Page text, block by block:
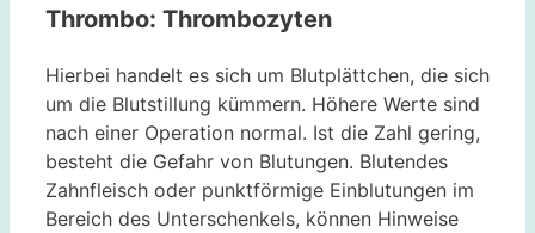
Thrombo: Thrombozyten
Hierbei handelt es sich um Blutplättchen, die sich
um die Blutstillung kümmern. Höhere Werte sind
nach einer Operation normal. Ist die Zahl gering,
besteht die Gefahr von Blutungen. Blutendes
Zahnfleisch oder punktförmige Einblutungen im
Bereich des Unterschenkels, können Hinweise